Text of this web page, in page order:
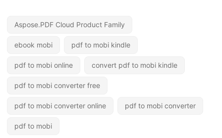
Aspose.PDF Cloud Product Family
ebook mobi pdf to mobi kindle
pdf to mobi online convert pdf to mobi kindle
pdf to mobi converter free
pdf to mobi converter online pdf to mobi converter
pdf to mobi